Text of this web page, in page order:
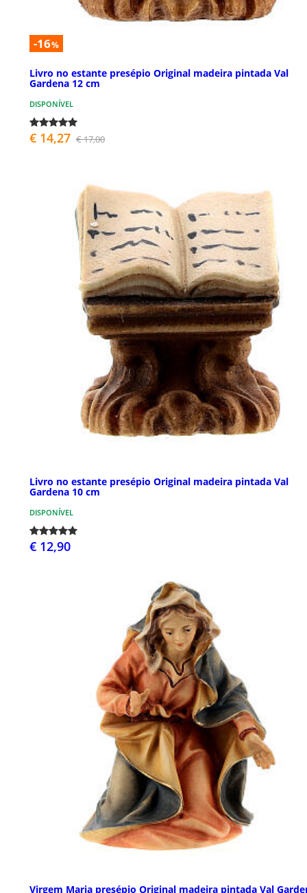
-16%
Livro no estante presépio Original madeira pintada Val
Gardena 12 cm
DISPONÍVEL
€ 14,27 € 17,00
Livro no estante presépio Original madeira pintada Val
Gardena 10 cm
DISPONÍVEL
€ 12,90
Virgem Maria presépio Original madeira pintada Val